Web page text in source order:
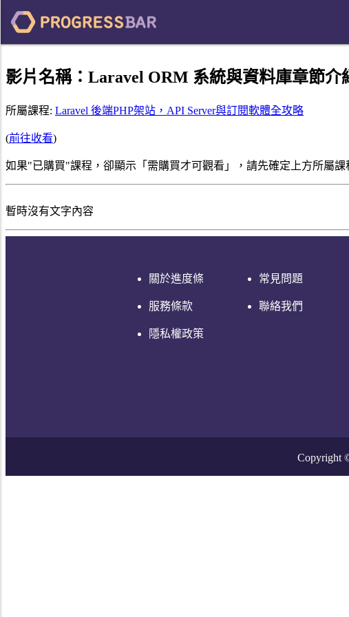
影片名稱： Laravel ORM 系統與資料庫章節介
所屬課程: Laravel 後端PHP架站，API Server與訂閱軟體全攻略
(前往收看)
如果"已購買"課程，卻顯示「需購買才可觀看」，請先確定上方所屬課
暫時沒有文字內容
關於進度條
服務條款
隱私權政策
常見問題
聯絡我們
Copyright